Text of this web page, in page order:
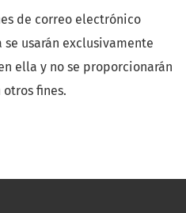
de correo electrónico
usarán exclusivamente
ella y no se proporcionarán
otros fines.